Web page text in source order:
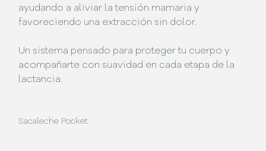
ayudando a aliviar la tensión mamaria y
favoreciendo una extracción sin dolor.
Un sistema pensado para proteger tu cuerpo y
acompañarte con suavidad en cada etapa de la
lactancia.
Sacaleche Pocket